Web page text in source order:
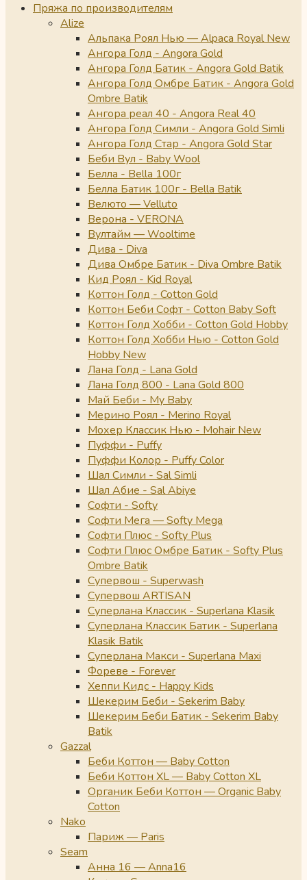
Пряжа по производителям
Alize
Альпака Роял Нью — Alpaca Royal New
Ангора Голд - Angora Gold
Ангора Голд Батик - Angora Gold Batik
Ангора Голд Омбре Батик - Angora Gold
Ombre Batik
Ангора реал 40 - Angora Real 40
Ангора Голд Симли - Angora Gold Simli
Ангора Голд Стар - Angora Gold Star
Беби Вул - Baby Wool
Белла - Bella 100г
Белла Батик 100г - Bella Batik
Велюто — Velluto
Верона - VERONA
Вултайм — Wooltime
Дива - Diva
Дива Омбре Батик - Diva Ombre Batik
Кид Роял - Kid Royal
Коттон Голд - Cotton Gold
Коттон Беби Софт - Cotton Baby Soft
Коттон Голд Хобби - Cotton Gold Hobby
Коттон Голд Хобби Нью - Cotton Gold
Hobby New
Лана Голд - Lana Gold
Лана Голд 800 - Lana Gold 800
Май Беби - My Baby
Мерино Роял - Merino Royal
Мохер Классик Нью - Mohair New
Пуффи - Puffy
Пуффи Колор - Puffy Color
Шал Симли - Sal Simli
Шал Абие - Sal Abiye
Софти - Softy
Софти Мега — Softy Mega
Софти Плюс - Softy Plus
Софти Плюс Омбре Батик - Softy Plus
Ombre Batik
Супервош - Superwash
Супервош ARTISAN
Суперлана Классик - Superlana Klasik
Суперлана Классик Батик - Superlana
Klasik Batik
Суперлана Макси - Superlana Maxi
Фореве - Forever
Хеппи Кидс - Happy Kids
Шекерим Беби - Sekerim Baby
Шекерим Беби Батик - Sekerim Baby
Batik
Gazzal
Беби Коттон — Baby Cotton
Беби Коттон XL — Baby Cotton XL
Органик Беби Коттон — Organic Baby
Cotton
Nako
Париж — Paris
Seam
Анна 16 — Anna16